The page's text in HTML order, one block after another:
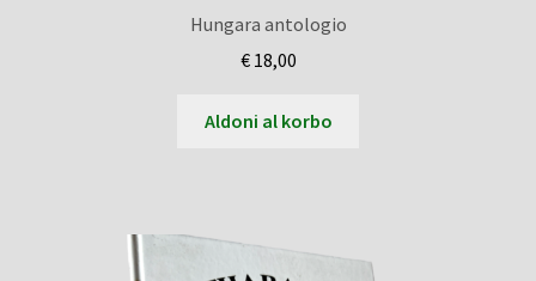
Hungara antologio
€18,00
Aldoni al korbo